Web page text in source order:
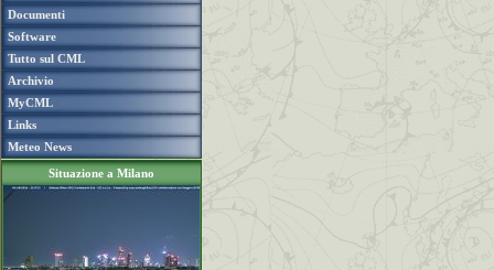
Documenti
Software
Tutto sul CML
Archivio
MyCML
Links
Meteo News
Situazione a Milano